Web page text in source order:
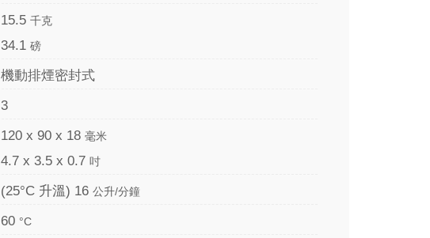
15.5 千克
34.1 磅
機動排煙密封式
3
120 x 90 x 18 毫米
4.7 x 3.5 x 0.7 吋
(25°C 升溫) 16 公升/分鐘
60 °C